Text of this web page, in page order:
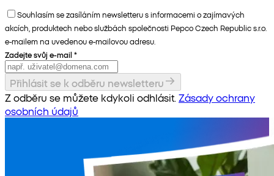
Souhlasím se zasíláním newsletteru s informacemi o zajímavých
akcích, produktech nebo službách společnosti Pepco Czech Republic s.r.o.
e-mailem na uvedenou e-mailovou adresu.
Zadejte svůj e-mail *
Přihlásit se k odběru newsletteru
Z odběru se můžete kdykoli odhlásit. Zásady ochrany
osobních údajů